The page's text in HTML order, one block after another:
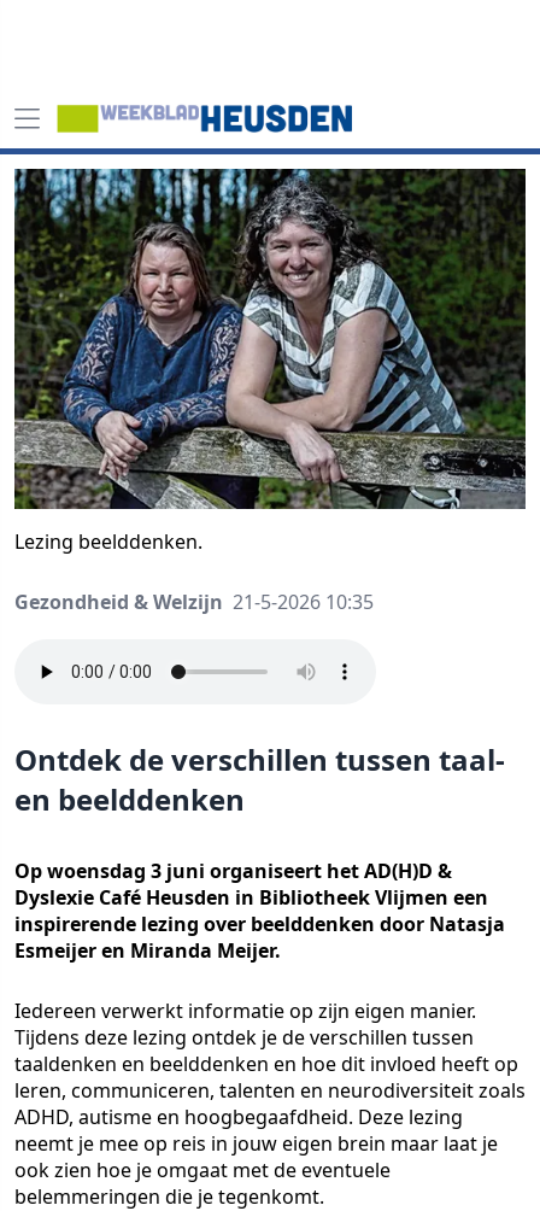
Lezing beelddenken.
Gezondheid & Welzijn 21-5-2026 10:35
Ontdek de verschillen tussen taal-
en beelddenken
Op woensdag 3 juni organiseert het AD(H)D &
Dyslexie Café Heusden in Bibliotheek Vlijmen een
inspirerende lezing over beelddenken door Natasja
Esmeijer en Miranda Meijer.
Iedereen verwerkt informatie op zijn eigen manier.
Tijdens deze lezing ontdek je de verschillen tussen
taaldenken en beelddenken en hoe dit invloed heeft op
leren, communiceren, talenten en neurodiversiteit zoals
ADHD, autisme en hoogbegaafdheid. Deze lezing
neemt je mee op reis in jouw eigen brein maar laat je
ook zien hoe je omgaat met de eventuele
belemmeringen die je tegenkomt.